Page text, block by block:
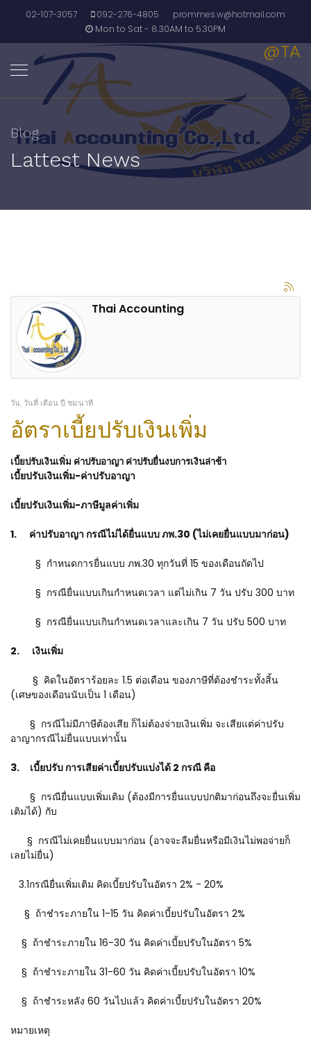
02-107-3057 092-276-4805
prommes.w@hotmail.com
Mon to Sat - 8.30AM to 5.30PM
@TA
Blog
Lattest News
Thai Accounting
วัน, วันที่ เดือน ปี ชม:นาที
อัตราเบี้ยปรับเงินเพิ่ม
เบี้ยปรับเงินเพิ่ม ค่าปรับอาญา ค่าปรับยื่นงบการเงินล่าช้า
เบี้ยปรับเงินเพิ่ม-ค่าปรับอาญา
เบี้ยปรับเงินเพิ่ม-ภาษีมูลค่าเพิ่ม
1. ค่าปรับอาญา กรณีไม่ได้ยื่นแบบ ภพ.30 (ไม่เคยยื่นแบบมาก่อน)
§ กำหนดการยื่นแบบ ภพ.30 ทุกวันที่ 15 ของเดือนถัดไป
§ กรณียื่นแบบเกินกำหนดเวลา แต่ไม่เกิน 7 วัน ปรับ 300 บาท
§ กรณียื่นแบบเกินกำหนดเวลาและเกิน 7 วัน ปรับ 500 บาท
2. เงินเพิ่ม
§ คิดในอัตราร้อยละ 1.5 ต่อเดือน ของภาษีที่ต้องชำระทั้งสิ้น
(เศษของเดือนนับเป็น 1 เดือน)
§ กรณีไม่มีภาษีต้องเสีย ก็ไม่ต้องจ่ายเงินเพิ่ม จะเสียแต่ค่าปรับ
อาญากรณีไม่ยื่นแบบเท่านั้น
3. เบี้ยปรับ การเสียค่าเบี้ยปรับแบ่งได้ 2 กรณี คือ
§ กรณียื่นแบบเพิ่มเติม (ต้องมีการยื่นแบบปกติมาก่อนถึงจะยื่นเพิ่ม
เติมได้) กับ
§ กรณีไม่เคยยื่นแบบมาก่อน (อาจจะลืมยื่นหรือมีเงินไม่พอจ่ายก็
เลยไม่ยื่น)
3.1กรณียื่นเพิ่มเติม คิดเบี้ยปรับในอัตรา 2% - 20%
§ ถ้าชำระภายใน 1-15 วัน คิดค่าเบี้ยปรับในอัตรา 2%
§ ถ้าชำระภายใน 16-30 วัน คิดค่าเบี้ยปรับในอัตรา 5%
§ ถ้าชำระภายใน 31-60 วัน คิดค่าเบี้ยปรับในอัตรา 10%
§ ถ้าชำระหลัง 60 วันไปแล้ว คิดค่าเบี้ยปรับในอัตรา 20%
หมายเหตุ